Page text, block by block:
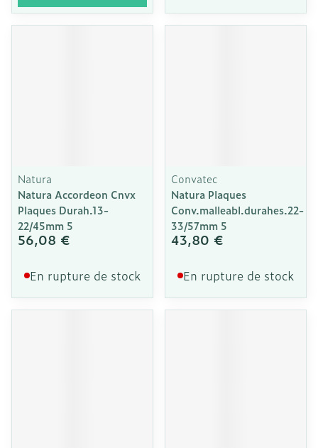
Natura
Natura Accordeon Cnvx
Plaques Durah.13-
22/45mm 5
56,08 €
En rupture de stock
Convatec
Natura Plaques
Conv.malleabl.durahes.22-
33/57mm 5
43,80 €
En rupture de stock